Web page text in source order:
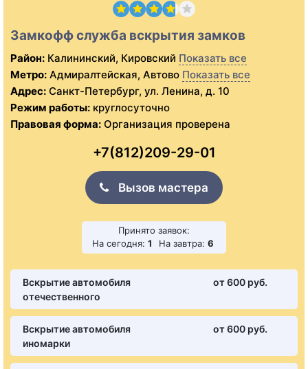
Замкофф служба вскрытия замков
Район: Калининский, Кировский Показать все
Метро: Адмиралтейская, Автово Показать все
Адрес: Санкт-Петербург, ул. Ленина, д. 10
Режим работы: круглосуточно
Правовая форма: Организация проверена
+7(812)209-29-01
Вызов мастера
Принято заявок:
На сегодня: 1 На завтра: 6
Вскрытие автомобиля
отечественного
от 600 pуб.
Вскрытие автомобиля
иномарки
от 600 pуб.